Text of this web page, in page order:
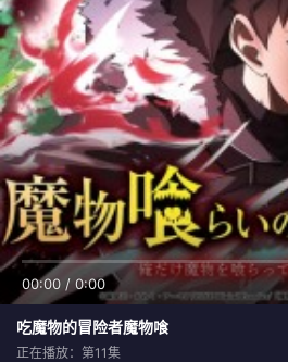
00:00 / 0:00
吃魔物的冒险者魔物喰
正在播放：第11集